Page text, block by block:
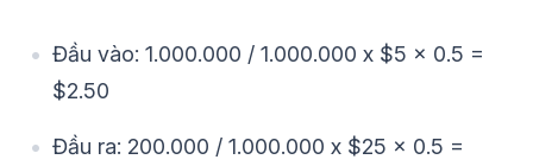
Đầu vào: 1.000.000 / 1.000.000 x $5 x 0.5 =
$2.50
Đầu ra: 200.000 / 1.000.000 x $25 x 0.5 =